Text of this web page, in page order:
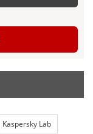
Kaspersky Lab